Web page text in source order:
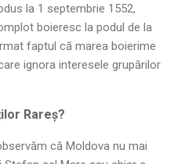
la 1 septembrie 1552,
boieresc la podul de la
faptul că marea boierime
ignora interesele grupărilor
Rareș?
că Moldova nu mai